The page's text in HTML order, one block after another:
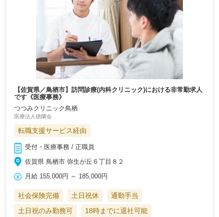
【佐賀県／鳥栖市】訪問診療(内科クリニック)における非常勤求人
です《医療事務》
つつみクリニック鳥栖
医療法人徳隣会
転職支援サービス経由
受付・医療事務 / 正職員
佐賀県 鳥栖市 弥生が丘６丁目８２
月給 155,000円 ～ 185,000円
社会保険完備 土日祝休
通勤手当
土日祝のみ勤務可
18時までに退社可能